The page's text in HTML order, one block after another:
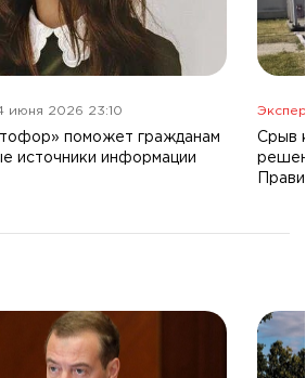
июня 2026 23:10
поможет гражданам
источники информации
Срыв